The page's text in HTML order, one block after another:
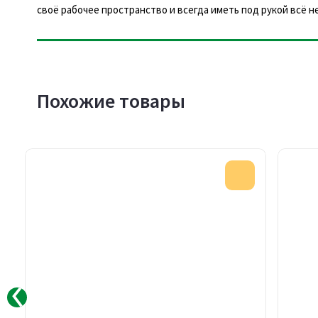
своё рабочее пространство и всегда иметь под рукой всё
Похожие товары